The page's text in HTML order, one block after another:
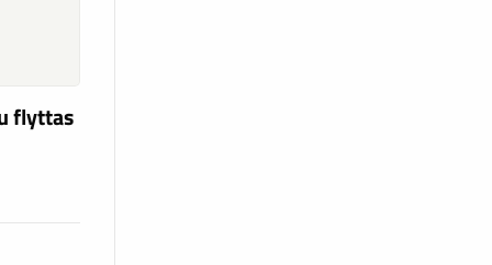
flyttas